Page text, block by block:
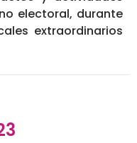
electoral, durante
extraordinarios